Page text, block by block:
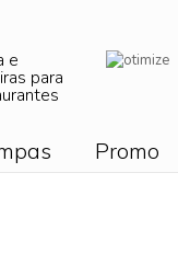
e
para
Promo